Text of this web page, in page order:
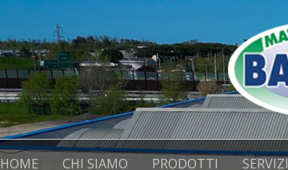
HOME CHI SIAMO PRODOTTI SERVIZI